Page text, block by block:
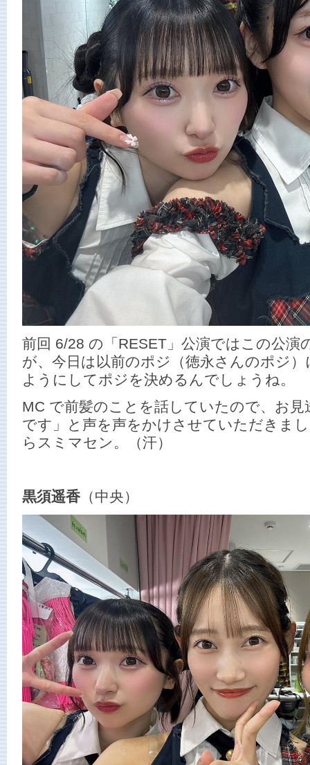
前回 6/28 の「RESET」公演ではこの公演
が、今日は以前のポジ（徳永さんのポジ
ようにしてポジを決めるんでしょうね。
MC で前髪のことを話していたので、お
です」と声を声をかけさせていただきま
らスミマセン。（汗）
黒須遥香 （中央）